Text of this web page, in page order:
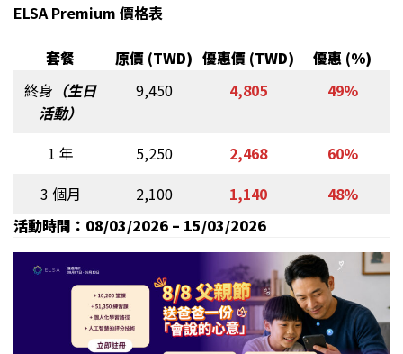
ELSA Premium 價格表
套餐 原價 (TWD) 優惠價 (TWD)
優惠 (%)
終身 （生日
活動）
9,450 4,805 49%
1 年 5,250 2,468
60%
3 個月
2,100 1,140
48%
活動時間：08/03/2026 – 15/03/2026